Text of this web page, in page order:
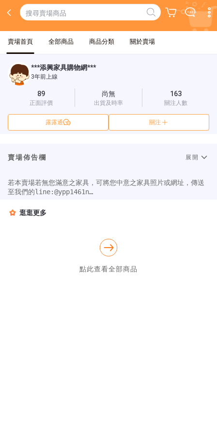
賣場首頁 全部商品 商品分類 關於賣場
***添興家具購物網***
3年前上線
89
正面評價
尚無
出貨及時率
163
關注人數
露露通 關注
賣場佈告欄 展開
若本賣場若無您滿意之家具，可將您中意之家具照片或網址，傳送
至我們的line:@ypp1461n
您用最低的價格來佈置您溫馨的家。若有任何商品疑問請來電或來
中和店地址 : 新北市中和區中山路二段75號
唷!https://tanxin1979.com/index.php
逛逛更多
點此查看全部商品